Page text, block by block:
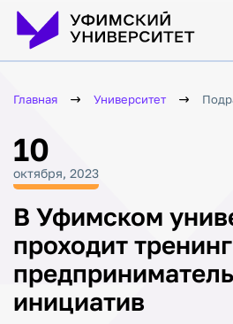
Главная Университет
10
октября, 2023
В Уфимском
проходит тренинг
инициатив